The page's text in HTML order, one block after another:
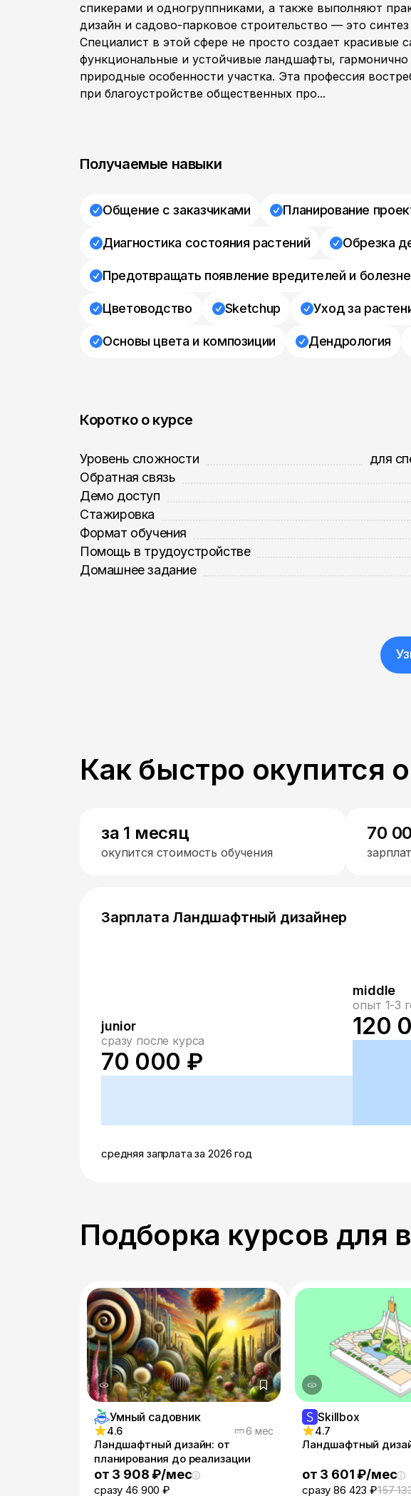
спикерами и одногруппниками, а также выполняют
дизайн и садово-парковое строительство — это
Специалист в этой сфере не просто создает красивые
функциональные и устойчивые ландшафты,
природные особенности участка. Эта профессия
при благоустройстве общественных про...
Получаемые навыки
Общение с заказчиками Планирование
Диагностика состояния растений Обрезка
Предотвращать появление вредителей и
Цветоводство Sketchup Уход за
Основы цвета и композиции Дендрология
Коротко о курсе
Уровень сложности
для
Обратная связь
Демо доступ
Стажировка
Формат обучения
Помощь в трудоустройстве
Домашнее задание
Как быстро окупится
за 1 месяц
окупится стоимость обучения
70
Зарплата Ландшафтный дизайнер
junior
сразу после курса
70 000 ₽
middle
опыт 1-3
120
средняя запрлата за 2026 год
Подборка курсов для
Умный садовник
4.6 6 мес
Ландшафтный дизайн: от
планирования до реализации
от 3 908 ₽/мес
сразу 46 900 ₽
Skillbox
4.7
Ландшафтный
от 3 601 ₽/мес
сразу 86 423 ₽157